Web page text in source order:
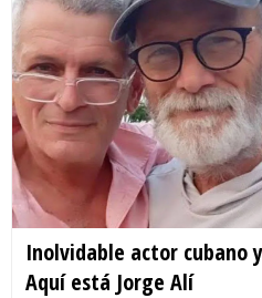
Inolvidable actor cubano
Aquí está Jorge Alí